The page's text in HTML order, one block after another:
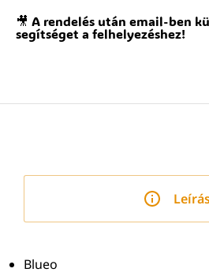
🎥 A rendelés után email-ben
segítséget a felhelyezéshez!
Blueo